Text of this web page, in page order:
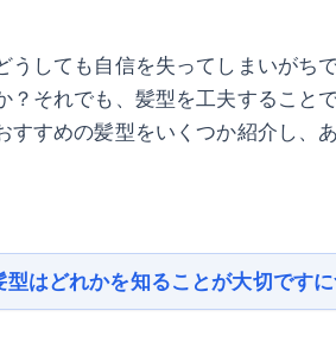
うしても自信を失ってしまいがち
？それでも、髪型を工夫すること
すすめの髪型をいくつか紹介し、
はどれかを知ることが大切です